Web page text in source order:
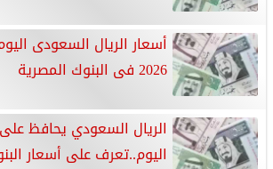
2026 فى البنوك المصرية
الريال السعودي يحافظ
اليوم..تعرف على أسعار